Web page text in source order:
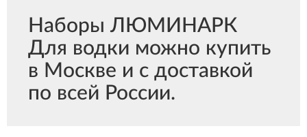
Наборы ЛЮМИНАРК
Для водки можно купить
в Москве и с доставкой
по всей России.